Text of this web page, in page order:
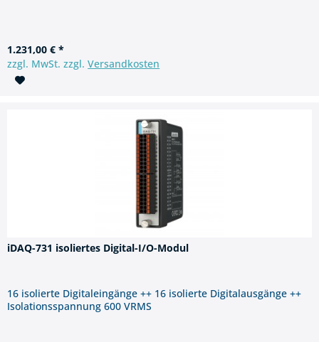
1.231,00 € *
zzgl. MwSt. zzgl.Versandkosten
iDAQ-731 isoliertes Digital-I/O-Modul
16 isolierte Digitaleingänge ++ 16 isolierte Digitalausgänge ++
Isolationsspannung 600 VRMS